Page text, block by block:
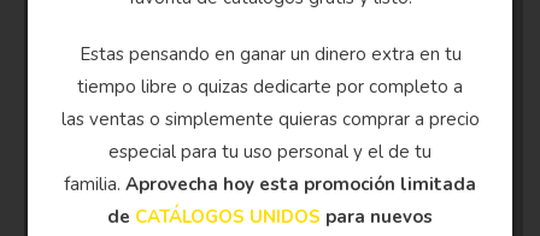
Estas pensando en ganar un dinero extra en tu
tiempo libre o quizas dedicarte por completo a
las ventas o simplemente quieras comprar a precio
especial para tu uso personal y el de tu
familia.Aprovecha hoy esta promoción limitada
de CATÁLOGOS UNIDOS para nuevos